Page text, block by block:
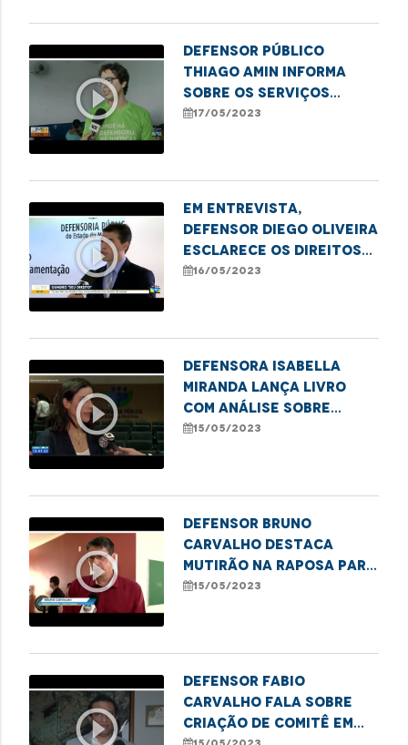
play_circle_outline
Defensor público
Thiago Amin informa
sobre os serviços
oferecidos pelo
imperatriz
17/05/2023
play_circle_outline
Em entrevista,
defensor Diego Oliveira
esclarece os direitos
dos consumidores nos
16/05/2023
play_circle_outline
Defensora Isabella
Miranda lança livro
com análise sobre
mortes no Complexo
15/05/2023
play_circle_outline
Defensor Bruno
Carvalho destaca
mutirão na Raposa para
regularização de
15/05/2023
play_circle_outline
Defensor Fabio
Carvalho fala sobre
criação de comitê em